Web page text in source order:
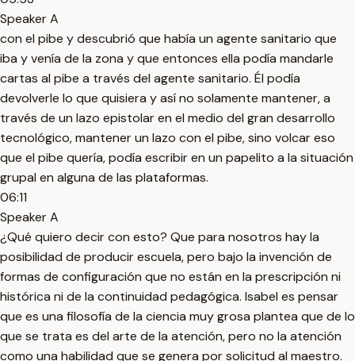
Speaker A
con el pibe y descubrió que había un agente sanitario que
iba y venía de la zona y que entonces ella podía mandarle
cartas al pibe a través del agente sanitario. Él podía
devolverle lo que quisiera y así no solamente mantener, a
través de un lazo epistolar en el medio del gran desarrollo
tecnológico, mantener un lazo con el pibe, sino volcar eso
que el pibe quería, podía escribir en un papelito a la situación
grupal en alguna de las plataformas.
06:11
Speaker A
¿Qué quiero decir con esto? Que para nosotros hay la
posibilidad de producir escuela, pero bajo la invención de
formas de configuración que no están en la prescripción ni
histórica ni de la continuidad pedagógica. Isabel es pensar
que es una filosofía de la ciencia muy grosa plantea que de lo
que se trata es del arte de la atención, pero no la atención
como una habilidad que se genera por solicitud al maestro.